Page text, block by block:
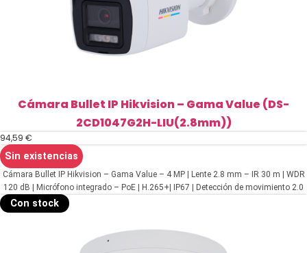
Cámara Bullet IP Hikvision – Gama Value (DS-
2CD1047G2H-LIU(2.8mm))
94,59 €
Sin existencias
Cámara Bullet IP Hikvision – Gama Value – 4 MP | Lente 2.8 mm – IR 30 m | WDR
120 dB | Micrófono integrado – PoE | H.265+| IP67 | Detección de movimiento 2.0
Con stock